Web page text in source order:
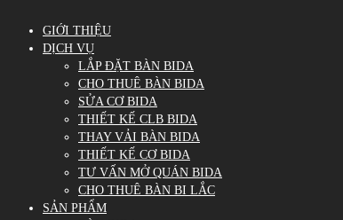
GIỚI THIỆU
DỊCH VỤ
LẮP ĐẶT BÀN BIDA
CHO THUÊ BÀN BIDA
SỬA CƠ BIDA
THIẾT KẾ CLB BIDA
THAY VẢI BÀN BIDA
THIẾT KẾ CƠ BIDA
TƯ VẤN MỞ QUÁN BIDA
CHO THUÊ BÀN BI LẮC
SẢN PHẨM